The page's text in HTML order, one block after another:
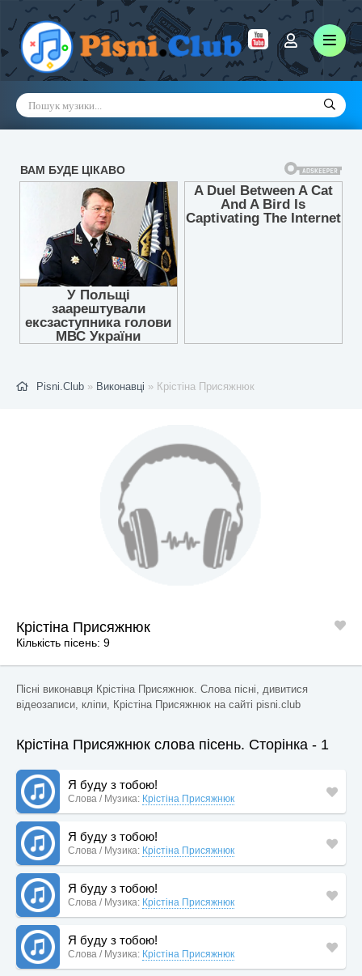
Pisni.Club » Виконавці » Крістіна Присяжнюк
Крістіна Присяжнюк
Кількість пісень: 9
Пісні виконавця Крістіна Присяжнюк. Слова пісні, дивитися
відеозаписи, кліпи, Крістіна Присяжнюк на сайті pisni.club
Крістіна Присяжнюк слова пісень. Сторінка - 1
Я буду з тобою!
Слова / Музика: Крістіна Присяжнюк
Я буду з тобою!
Слова / Музика: Крістіна Присяжнюк
Я буду з тобою!
Слова / Музика: Крістіна Присяжнюк
Я буду з тобою!
Слова / Музика: Крістіна Присяжнюк